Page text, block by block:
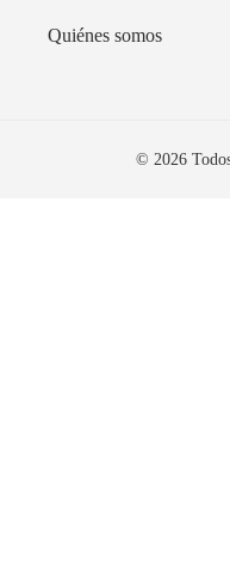
Quiénes somos
© 2026